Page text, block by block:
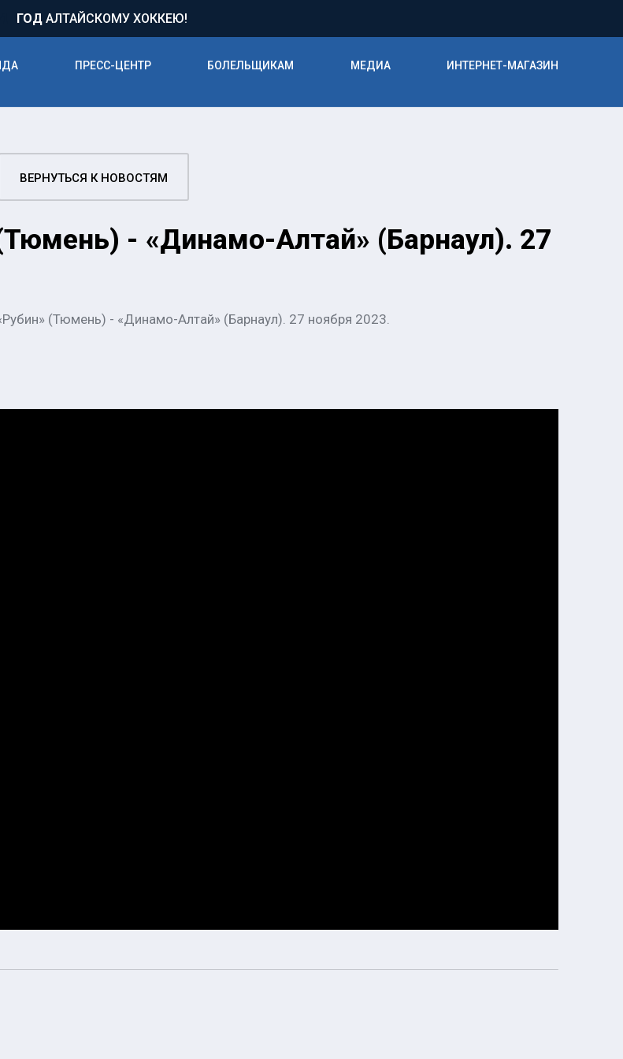
ГОДАЛТАЙСКОМУ ХОККЕЮ!
ПРЕСС-ЦЕНТР БОЛЕЛЬЩИКАМ МЕДИА ИНТЕРНЕТ-МАГАЗИН
ВЕРНУТЬСЯ К НОВОСТЯМ
- «Динамо-Алтай» (Барнаул). 27
(Тюмень) - «Динамо-Алтай» (Барнаул). 27 ноября 2023.